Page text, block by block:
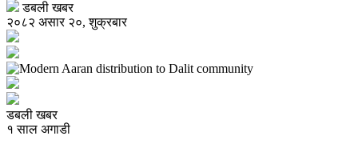
डबली खबर
२०८२ असार २०, शुक्रबार
डबली खबर
१ साल अगाडी